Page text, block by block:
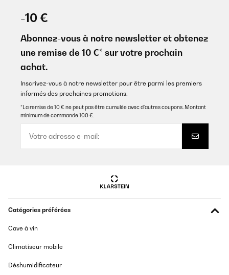
-10 €
Abonnez-vous à notre newsletter et obtenez
une remise de 10 €* sur votre prochain
achat.
Inscrivez-vous à notre newsletter pour être parmi les premiers
informés des prochaines promotions.
*La remise de 10 € ne peut pas être cumulée avec d’autres coupons. Montant
minimum de commande 100 €.
Catégories préférées
Cave à vin
Climatiseur mobile
Déshumidificateur